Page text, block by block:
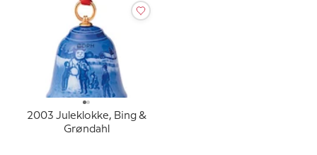
2003 Juleklokke, Bing &
Grøndahl